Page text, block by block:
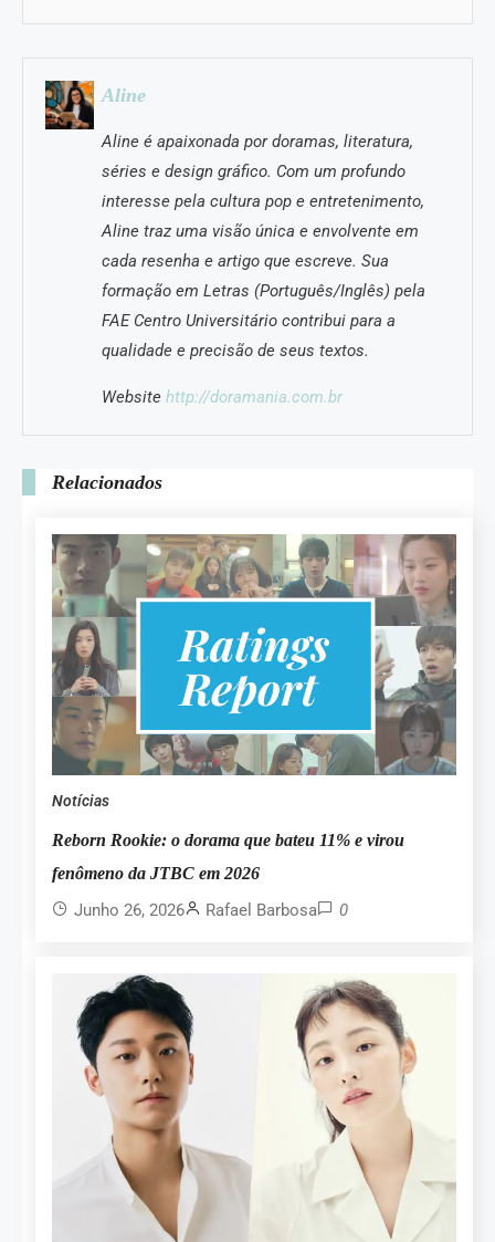
Aline
Aline é apaixonada por doramas, literatura,
séries e design gráfico. Com um profundo
interesse pela cultura pop e entretenimento,
Aline traz uma visão única e envolvente em
cada resenha e artigo que escreve. Sua
formação em Letras (Português/Inglês) pela
FAE Centro Universitário contribui para a
qualidade e precisão de seus textos.
Website http://doramania.com.br
Relacionados
Notícias
Reborn Rookie: o dorama que bateu 11% e virou
fenômeno da JTBC em 2026
Junho 26, 2026 Rafael Barbosa 0